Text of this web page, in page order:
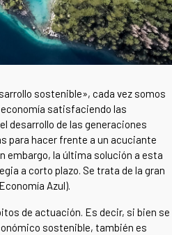
sostenible», cada vez somos
satisfaciendo las
desarrollo de las generaciones
para hacer frente a un acuciante
embargo, la última solución a esta
a corto plazo. Se trata de la gran
Azul).
de actuación. Es decir, si bien se
sostenible, también es